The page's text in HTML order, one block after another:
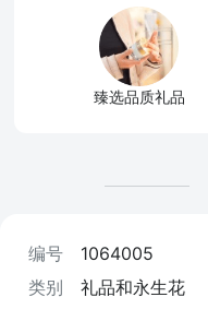
臻选品质礼品
编号
1064005
类别
礼品和永生花